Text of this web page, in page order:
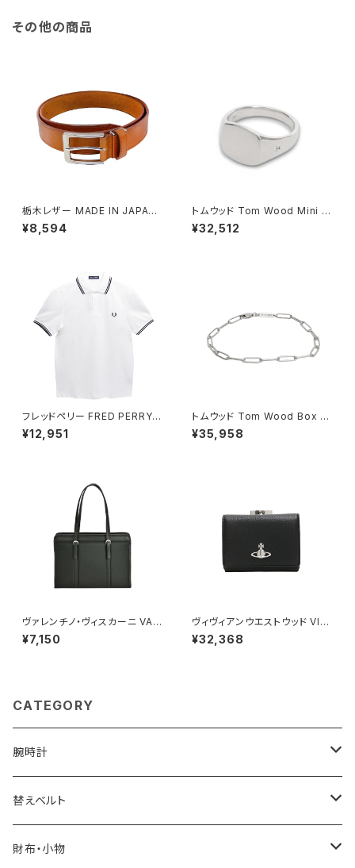
その他の商品
栃木レザー MADE IN JAPAN
ベルト 本革 日本製 メイドイン
ジャパン 50051665-tan メン
¥8,594
トムウッド Tom Wood Mini C
ushion リング 100771-52 シ
ルバー
¥32,512
フレッドペリー FRED PERRY T
he Fred Perry Shirt M3600
ポロシャツ M3600-200-WHI
¥12,951
トムウッド Tom Wood Box Br
acelet ブレスレット 100066-
77 シルバー
¥35,958
ヴァレンチノ・ヴィスカーニ VAL
ENTINO VISCANI ビジネスバ
ッグ リクルートバッグ トートバッ
¥7,150
ヴィヴィアンウエストウッド VIVI
ENNE WESTWOOD SMALL
FRAME WALLET 三つ折り財
¥32,368
CATEGORY
腕時計
ELGIN
SALVATORE MARRA
替えベルト
COACH
財布・小物